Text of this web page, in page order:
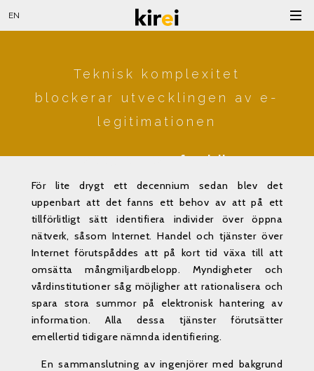
EN
Teknisk komplexitet
blockerar utvecklingen av e-
legitimationen
2009-04-02•fredrik
För lite drygt ett decennium sedan blev det
uppenbart att det fanns ett behov av att på ett
tillförlitligt sätt identifiera individer över öppna
nätverk, såsom Internet. Handel och tjänster över
Internet förutspåddes att på kort tid växa till att
omsätta mångmiljardbelopp. Myndigheter och
vårdinstitutioner såg möjligher att rationalisera och
spara stora summor på elektronisk hantering av
information. Alla dessa tjänster förutsätter
emellertid tidigare nämnda identifiering.
En sammanslutning av ingenjörer med bakgrund